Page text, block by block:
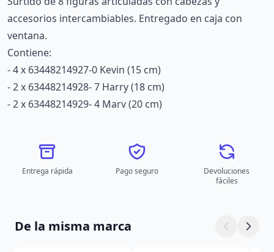
accesorios intercambiables. Entregado en caja con
ventana.
Contiene:
- 4 x 63448214927-0 Kevin (15 cm)
- 2 x 63448214928- 7 Harry (18 cm)
- 2 x 63448214929- 4 Marv (20 cm)
Entrega rápida Pago seguro
Devoluciones
fáciles
De la misma marca